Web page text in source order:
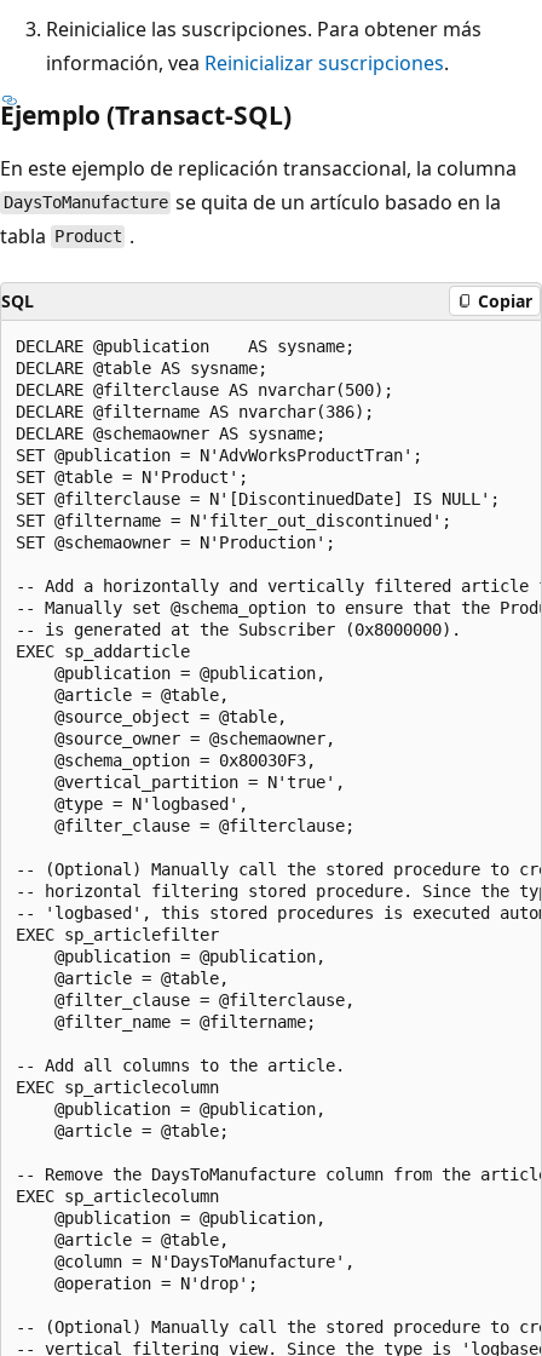
Reinicialice las suscripciones. Para obtener más
información, vea Reinicializar suscripciones.
Ejemplo (Transact-SQL)
En este ejemplo de replicación transaccional, la columna
DaysToManufacture se quita de un artículo basado en la
tabla Product .
SQL Copiar
DECLARE @publication    AS sysname;
DECLARE @table AS sysname;
DECLARE @filterclause AS nvarchar(500);
DECLARE @filtername AS nvarchar(386);
DECLARE @schemaowner AS sysname;
SET @publication = N'AdvWorksProductTran';
SET @table = N'Product';
SET @filterclause = N'[DiscontinuedDate] IS NULL';
SET @filtername = N'filter_out_discontinued';
SET @schemaowner = N'Production';
-- Add a horizontally and vertically filtered article
-- Manually set @schema_option to ensure that the
-- is generated at the Subscriber (0x8000000).
EXEC sp_addarticle
    @publication = @publication,
    @article = @table,
    @source_object = @table,
    @source_owner = @schemaowner,
    @schema_option = 0x80030F3,
    @vertical_partition = N'true',
    @type = N'logbased',
    @filter_clause = @filterclause;
-- (Optional) Manually call the stored procedure to
-- horizontal filtering stored procedure. Since the
-- 'logbased', this stored procedures is executed
EXEC sp_articlefilter
    @publication = @publication,
    @article = @table,
    @filter_clause = @filterclause,
    @filter_name = @filtername;
-- Add all columns to the article.
EXEC sp_articlecolumn
    @publication = @publication,
    @article = @table;
-- Remove the DaysToManufacture column from the
EXEC sp_articlecolumn
    @publication = @publication,
    @article = @table,
    @column = N'DaysToManufacture',
    @operation = N'drop';
-- (Optional) Manually call the stored procedure to
-- vertical filtering view. Since the type is